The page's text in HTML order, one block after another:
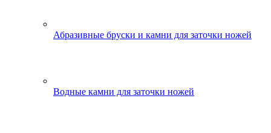
Абразивные бруски и камни для заточки ножей
Водные камни для заточки ножей